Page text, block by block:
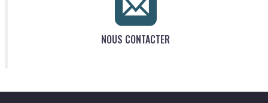
NOUS CONTACTER